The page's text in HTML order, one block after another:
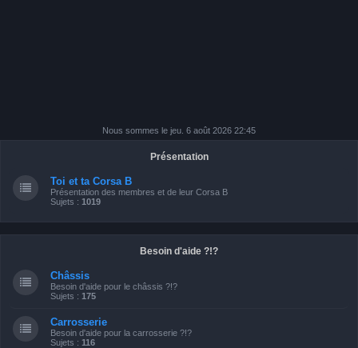
Nous sommes le jeu. 6 août 2026 22:45
Présentation
Toi et ta Corsa B
Présentation des membres et de leur Corsa B
Sujets : 1019
Besoin d'aide ?!?
Châssis
Besoin d'aide pour le châssis ?!?
Sujets : 175
Carrosserie
Besoin d'aide pour la carrosserie ?!?
Sujets : 116